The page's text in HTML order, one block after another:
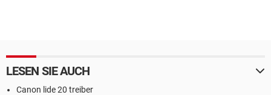
LESEN SIE AUCH
Canon lide 20 treiber